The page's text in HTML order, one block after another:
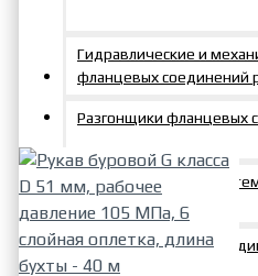
Гидравлические и
фланцевых соединений
Разгонщики фланцевых
Компоненты
Быстроразъемные
прессу ADV-1600К C-DIN8-
ADV1600К
64739р.